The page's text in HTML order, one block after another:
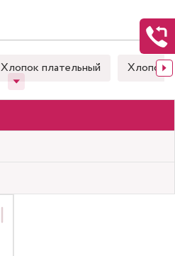
Хлопок плательный Хлопок